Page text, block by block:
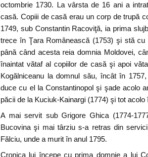
octombrie 1730. La vârsta de 16 ani a
casă. Copiii de casă erau un corp de trupă
1749, sub Constantin Racoviţă, ia prima
trece în Ţara Românească (1753) şi stă
până când acesta reia domnia Moldovei,
înaintat vătaf al copiilor de casă şi apoi
Kogălniceanu la domnul său, încât în
duce cu el la Constantinopol şi şade acolo
păcii de la Kuciuk-Kainargi (1774) şi tot
A mai servit sub Grigore Ghica (1774-
Bucovina şi mai târziu s-a retras din
Fălciu, unde a murit în anul 1795.
Cronica lui începe cu prima domnie a lui